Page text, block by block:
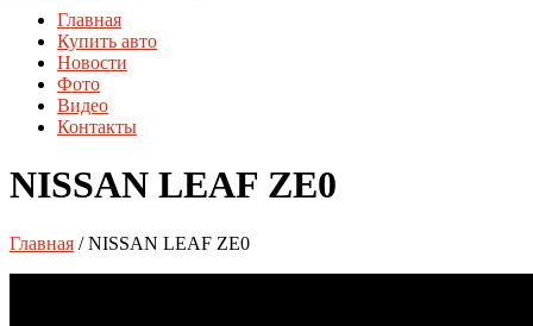
Главная
Купить авто
Новости
Фото
Видео
Контакты
NISSAN LEAF ZE0
Главная / NISSAN LEAF ZE0